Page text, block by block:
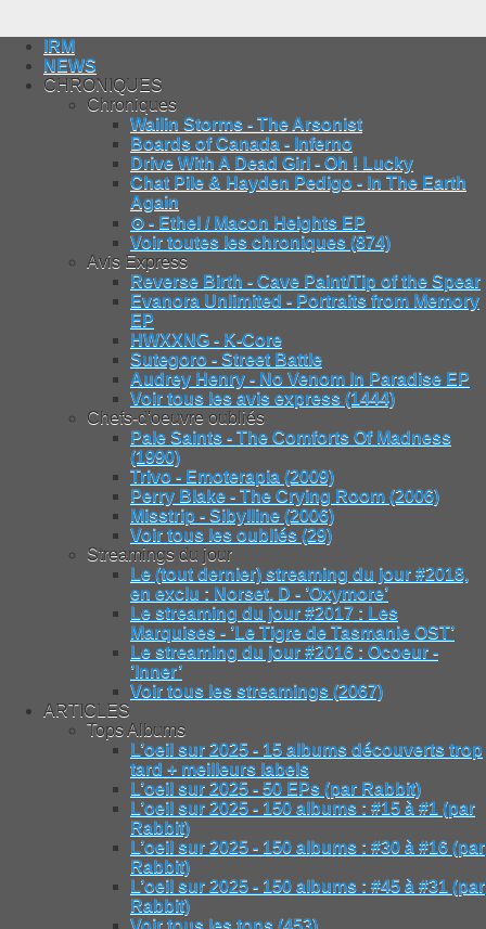
IRM
NEWS
CHRONIQUES
Chroniques
Wailin Storms - The Arsonist
Boards of Canada - Inferno
Drive With A Dead Girl - Oh ! Lucky
Chat Pile & Hayden Pedigo - In The Earth
Again
⊙ - Ethel / Macon Heights EP
Voir toutes les chroniques (874)
Avis Express
Reverse Birth - Cave Paint/Tip of the Spear
Evanora Unlimited - Portraits from Memory
EP
HWXXNG - K-Core
Sutegoro - Street Battle
Audrey Henry - No Venom In Paradise EP
Voir tous les avis express (1444)
Chefs-d'oeuvre oubliés
Pale Saints - The Comforts Of Madness
(1990)
Trivo - Emoterapia (2009)
Perry Blake - The Crying Room (2006)
Misstrip - Sibylline (2006)
Voir tous les oubliés (29)
Streamings du jour
Le (tout dernier) streaming du jour #2018,
en exclu : Norset. D - ’Oxymore’
Le streaming du jour #2017 : Les
Marquises - ’Le Tigre de Tasmanie OST’
Le streaming du jour #2016 : Ocoeur -
’Inner’
Voir tous les streamings (2067)
ARTICLES
Tops Albums
L’oeil sur 2025 - 15 albums découverts trop
tard + meilleurs labels
L’oeil sur 2025 - 50 EPs (par Rabbit)
L’oeil sur 2025 - 150 albums : #15 à #1 (par
Rabbit)
L’oeil sur 2025 - 150 albums : #30 à #16 (par
Rabbit)
L’oeil sur 2025 - 150 albums : #45 à #31 (par
Rabbit)
Voir tous les tops (453)